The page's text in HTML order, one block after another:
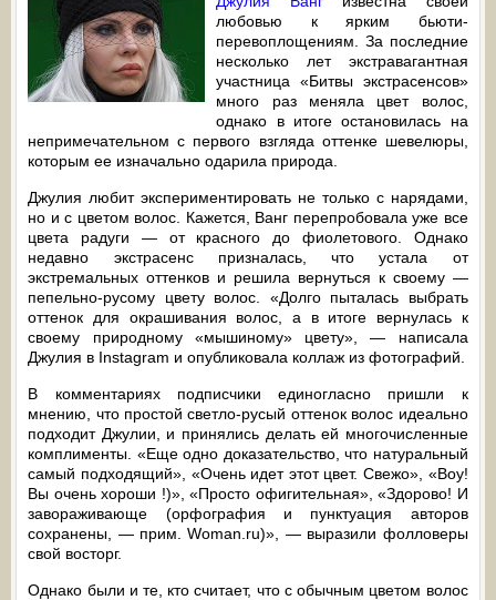
любовью к ярким бьюти-
перевоплощениям. За последние
несколько лет экстравагантная
участница «Битвы экстрасенсов»
много раз меняла цвет волос,
однако в итоге остановилась на
непримечательном с первого взгляда оттенке шевелюры,
которым ее изначально одарила природа.
Джулия любит экспериментировать не только с нарядами,
но и с цветом волос. Кажется, Ванг перепробовала уже все
цвета радуги — от красного до фиолетового. Однако
недавно экстрасенс призналась, что устала от
экстремальных оттенков и решила вернуться к своему —
пепельно-русому цвету волос. «Долго пыталась выбрать
оттенок для окрашивания волос, а в итоге вернулась к
своему природному «мышиному» цвету», — написала
Джулия в Instagram и опубликовала коллаж из фотографий.
В комментариях подписчики единогласно пришли к
мнению, что простой светло-русый оттенок волос идеально
подходит Джулии, и принялись делать ей многочисленные
комплименты. «Еще одно доказательство, что натуральный
самый подходящий», «Очень идет этот цвет. Свежо», «Воу!
Вы очень хороши !)», «Просто офигительная», «Здорово! И
завораживающе (орфография и пунктуация авторов
сохранены, — прим. Woman.ru)», — выразили фолловеры
свой восторг.
Однако были и те, кто считает, что с обычным цветом волос